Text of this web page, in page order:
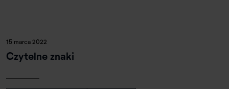
15 marca 2022
Czytelne znaki